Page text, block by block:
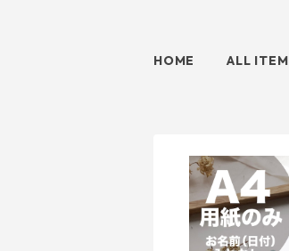
HOME ALL ITEM